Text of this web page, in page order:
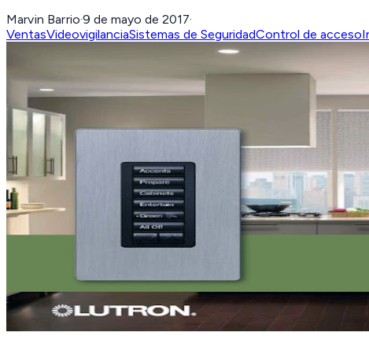
Marvin Barrio·9 de mayo de 2017·
VentasVideovigilanciaSistemas de SeguridadControl de acceso